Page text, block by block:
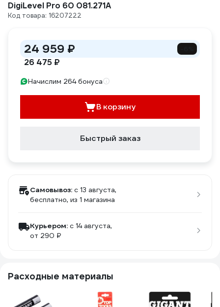
DigiLevel Pro 60 081.271A
Код товара: 16207222
24 959 ₽
26 475 ₽
Начислим 264 бонуса
В корзину
Быстрый заказ
Самовывоз: c 13 августа,
бесплатно, из 1 магазина
Курьером: c 14 августа,
от 290 ₽
Расходные материалы